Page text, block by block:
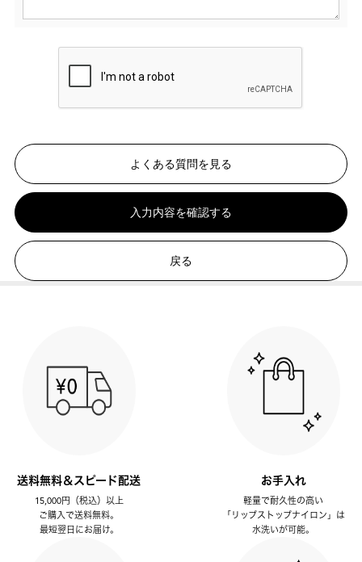
よくある質問を見る
入力内容を確認する
戻る
送料無料＆スピード配送
15,000円（税込）以上
ご購入で送料無料。
最短翌日にお届け。
お手入れ
軽量で耐久性の高い
「リップストップナイロン」は
水洗いが可能。